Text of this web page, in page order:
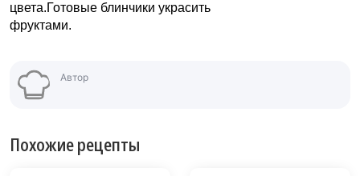
цвета.Готовые блинчики украсить
фруктами.
Автор
Похожие рецепты